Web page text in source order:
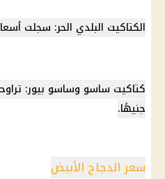
الكتاكيت البلدي الحر: سجلت أسعارًا تتراوح
جنيهًا.
سعر الدجاج الأبيض